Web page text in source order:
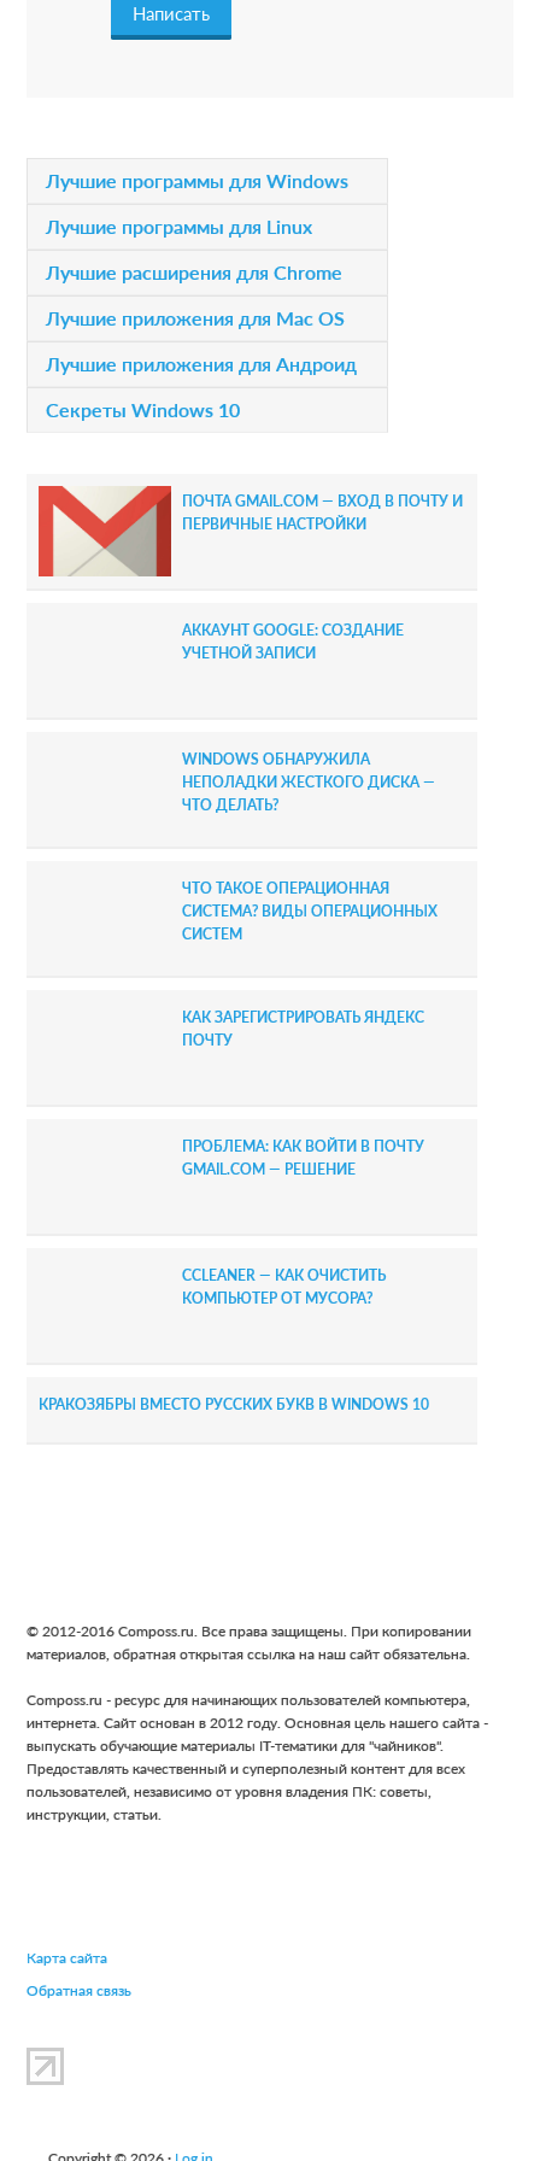
i
o
n
P
m
y
S
d
Лучшие программы для Windows
Лучшие программы для Linux
Лучшие расширения для Chrome
Лучшие приложения для Mac OS
Лучшие приложения для Андроид
Секреты Windows 10
ПОЧТА GMAIL.COM — ВХОД В ПОЧТУ И
ПЕРВИЧНЫЕ НАСТРОЙКИ
АККАУНТ GOOGLE: СОЗДАНИЕ
УЧЕТНОЙ ЗАПИСИ
WINDOWS ОБНАРУЖИЛА
НЕПОЛАДКИ ЖЕСТКОГО ДИСКА —
ЧТО ДЕЛАТЬ?
ЧТО ТАКОЕ ОПЕРАЦИОННАЯ
СИСТЕМА? ВИДЫ ОПЕРАЦИОННЫХ
СИСТЕМ
КАК ЗАРЕГИСТРИРОВАТЬ ЯНДЕКС
ПОЧТУ
ПРОБЛЕМА: КАК ВОЙТИ В ПОЧТУ
GMAIL.COM — РЕШЕНИЕ
CCLEANER — КАК ОЧИСТИТЬ
КОМПЬЮТЕР ОТ МУСОРА?
КРАКОЗЯБРЫ ВМЕСТО РУССКИХ БУКВ В WINDOWS 10
Footer
© 2012-2016 Composs.ru. Все права защищены. При копировании
материалов, обратная открытая ссылка на наш сайт обязательна.
Composs.ru - ресурс для начинающих пользователей компьютера,
интернета. Сайт основан в 2012 году. Основная цель нашего сайта -
выпускать обучающие материалы IT-тематики для "чайников".
Предоставлять качественный и суперполезный контент для всех
пользователей, независимо от уровня владения ПК: советы,
инструкции, статьи.
Карта сайта
Обратная связь